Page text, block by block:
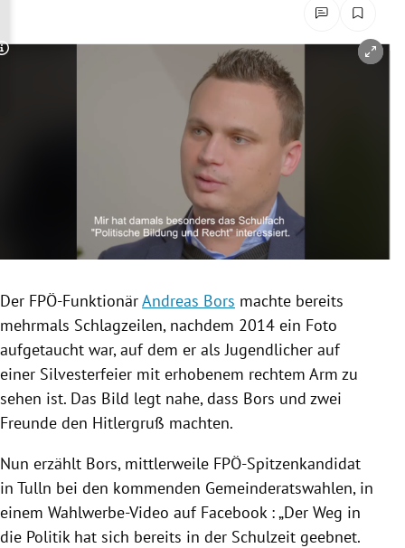
Untermenü
Untermenü
Copyright-Hinweis öffnen/schließen
Der FPÖ-FunktionärAndreas Bors machte bereits
mehrmals Schlagzeilen, nachdem 2014 ein Foto
aufgetaucht war, auf dem er als Jugendlicher auf
einer Silvesterfeier mit erhobenem rechtem Arm zu
sehen ist. Das Bild legt nahe, dass Bors und zwei
Freunde den Hitlergruß machten.
Nun erzählt Bors, mittlerweile FPÖ-Spitzenkandidat
in Tulln bei den kommenden Gemeinderatswahlen, in
einem Wahlwerbe-Video auf Facebook: „Der Weg in
die Politik hat sich bereits in der Schulzeit geebnet.